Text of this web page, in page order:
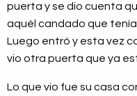
puerta y se dio cuenta
aquél candado que tenía
Luego entró y esta vez
vio otra puerta que ya
Lo que vio fue su casa